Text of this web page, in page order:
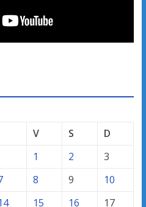
V S
D
1
2
3
8 9
10
15 16 17